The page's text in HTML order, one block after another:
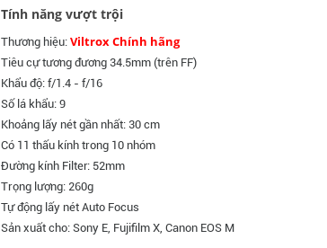
Tính năng vượt trội
Thương hiệu: Viltrox Chính hãng
Tiêu cự tương đương 34.5mm (trên FF)
Khẩu độ: f/1.4 - f/16
Số lá khẩu: 9
Khoảng lấy nét gần nhất: 30 cm
Có 11 thấu kính trong 10 nhóm
Đường kính Filter: 52mm
Trọng lượng: 260g
Tự động lấy nét Auto Focus
Sản xuất cho: Sony E, Fujifilm X, Canon EOS M